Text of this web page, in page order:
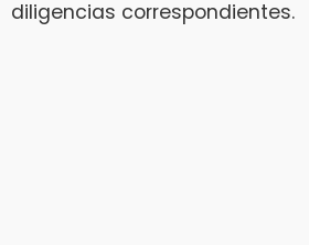
diligencias correspondientes.